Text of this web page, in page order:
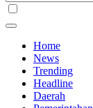
Home
News
Trending
Headline
Daerah